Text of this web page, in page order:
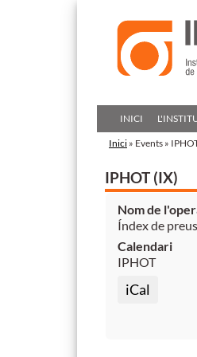
INICI
Inici » Events »
IPHOT (IX)
Nom de
Índex de
Calendari
IPHOT
iCal